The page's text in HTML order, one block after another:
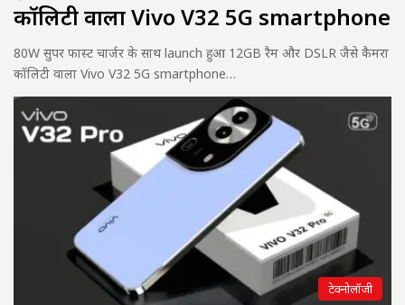
कॉलिटी वाला Vivo V32 5G smartphone
80W सुपर फास्ट चार्जर के साथ launch हुआ 12GB रैम और DSLR जैसे कैमरा
कॉलिटी वाला Vivo V32 5G smartphone…
टेक्नोलॉजी